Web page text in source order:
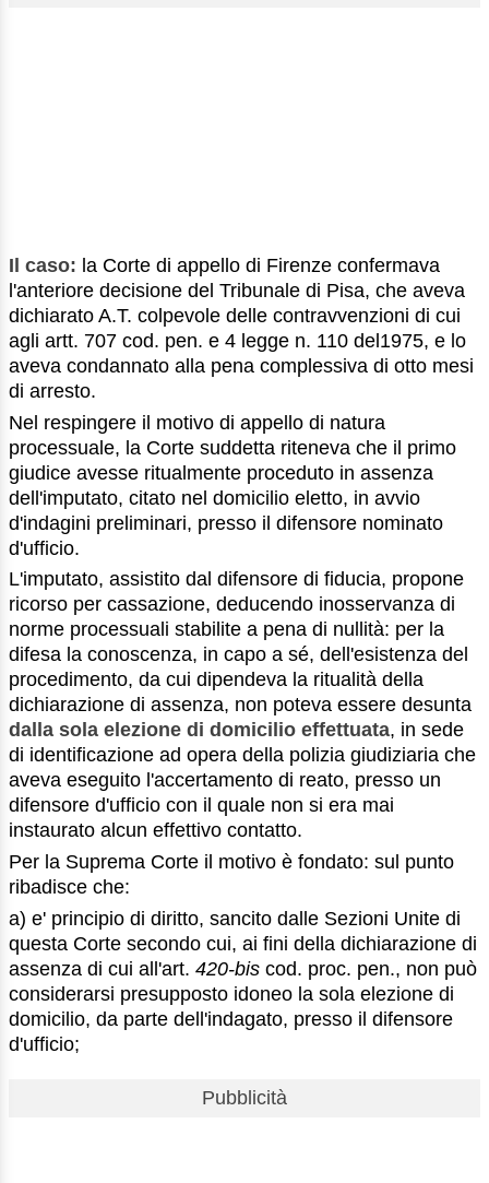
Il caso: la Corte di appello di Firenze confermava
l'anteriore decisione del Tribunale di Pisa, che aveva
dichiarato A.T. colpevole delle contravvenzioni di cui
agli artt. 707 cod. pen. e 4 legge n. 110 del1975, e lo
aveva condannato alla pena complessiva di otto mesi
di arresto.
Nel respingere il motivo di appello di natura
processuale, la Corte suddetta riteneva che il primo
giudice avesse ritualmente proceduto in assenza
dell'imputato, citato nel domicilio eletto, in avvio
d'indagini preliminari, presso il difensore nominato
d'ufficio.
L'imputato, assistito dal difensore di fiducia, propone
ricorso per cassazione, deducendo inosservanza di
norme processuali stabilite a pena di nullità: per la
difesa la conoscenza, in capo a sé, dell'esistenza del
procedimento, da cui dipendeva la ritualità della
dichiarazione di assenza, non poteva essere desunta
dalla sola elezione di domicilio effettuata, in sede
di identificazione ad opera della polizia giudiziaria che
aveva eseguito l'accertamento di reato, presso un
difensore d'ufficio con il quale non si era mai
instaurato alcun effettivo contatto.
Per la Suprema Corte il motivo è fondato: sul punto
ribadisce che:
a) e' principio di diritto, sancito dalle Sezioni Unite di
questa Corte secondo cui, ai fini della dichiarazione di
assenza di cui all'art. 420-bis cod. proc. pen., non può
considerarsi presupposto idoneo la sola elezione di
domicilio, da parte dell'indagato, presso il difensore
d'ufficio;
Pubblicità